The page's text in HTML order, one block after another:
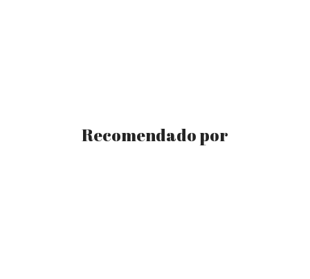
Recomendado por